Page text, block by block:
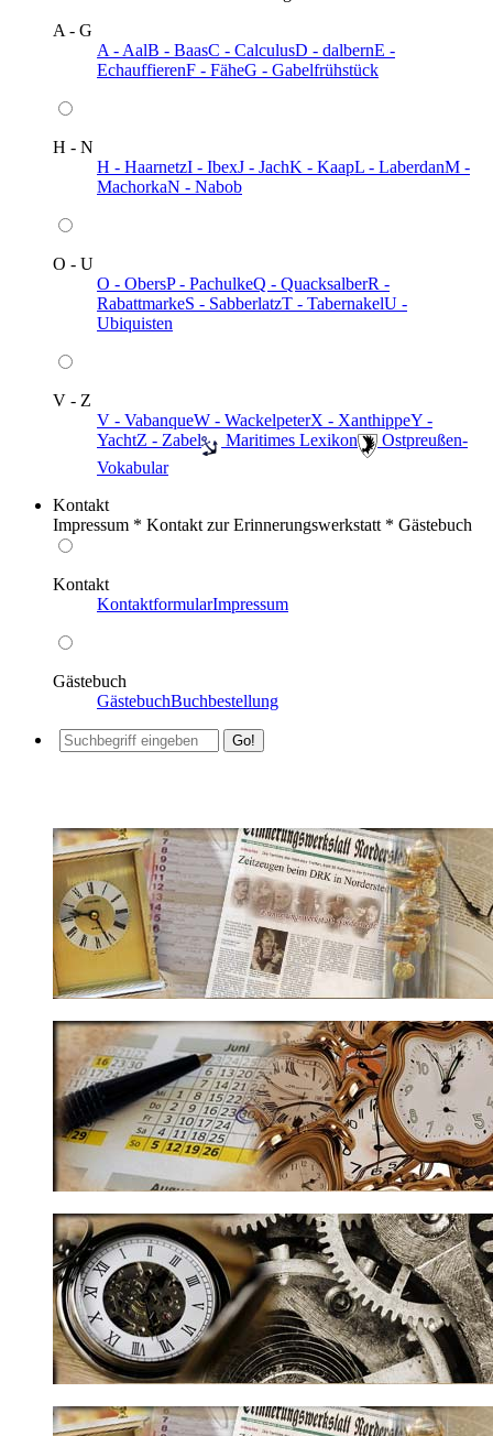
A - G
A - AalB - BaasC - CalculusD - dalbernE -
EchauffierenF - FäheG - Gabelfrühstück
H - N
H - HaarnetzI - IbexJ - JachK - KaapL - LaberdanM -
MachorkaN - Nabob
O - U
O - ObersP - PachulkeQ - QuacksalberR -
RabattmarkeS - SabberlatzT - TabernakelU -
Ubiquisten
V - Z
V - VabanqueW - WackelpeterX - XanthippeY -
YachtZ - Zabel ️ Maritimes Lexikon
️ Ostpreußen-
Vokabular
Kontakt
Impressum * Kontakt zur Erinnerungswerkstatt * Gästebuch
Kontakt
KontaktformularImpressum
Gästebuch
GästebuchBuchbestellung